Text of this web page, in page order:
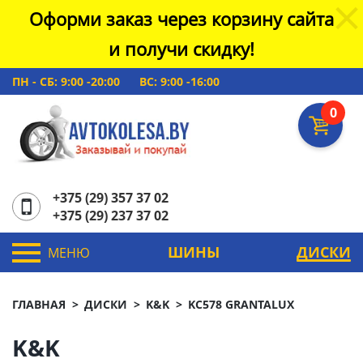
Оформи заказ через корзину сайта
и получи скидку!
ПН - СБ: 9:00 -20:00 ВС: 9:00 -16:00
0
+375 (29) 357 37 02
+375 (29) 237 37 02
МЕНЮ ШИНЫ ДИСКИ
ГЛАВНАЯ ДИСКИ K&K KC578 GRANTALUX
K&K